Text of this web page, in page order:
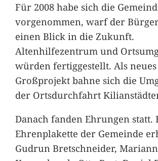
Für 2008 habe sich die
vorgenommen, warf der
einen Blick in die Zukunft.
Altenhilfezentrum und
würden fertiggestellt. Als neues
Großprojekt bahne sich die
der Ortsdurchfahrt
Danach fanden Ehrungen statt.
Ehrenplakette der Gemeinde
Gudrun Bretschneider,